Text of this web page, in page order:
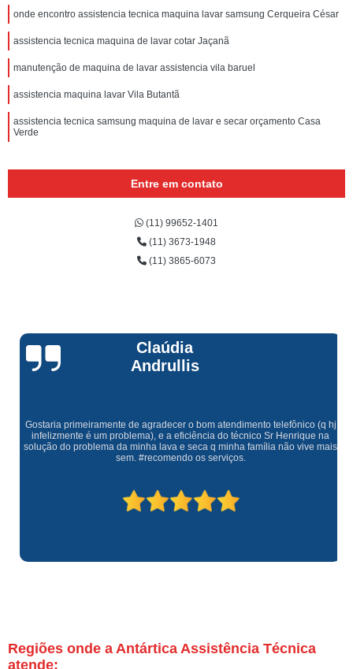
onde encontro assistencia tecnica maquina lavar samsung Cerqueira César
assistencia tecnica maquina de lavar cotar Jaçanã
manutenção de maquina de lavar assistencia vila baruel
assistencia maquina lavar Vila Butantã
assistencia tecnica samsung maquina de lavar e secar orçamento Casa
Verde
Entre em contato
(11) 99652-1401
(11) 3673-1948
(11) 3865-6073
Claúdia
Andrullis
Gostaria primeiramente de agradecer o bom atendimento telefônico (q hj
infelizmente é um problema), e a eficiência do técnico Sr Henrique na
solução do problema da minha lava e seca q minha família não vive mais
sem. #recomendo os serviços.
Regiões onde a Antártica Assistência Técnica
atende: